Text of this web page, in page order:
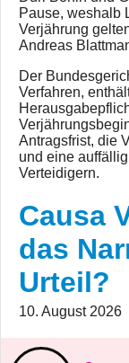
Pause, weshalb
Verjährung
Andreas
Der
Verfahren,
Antragsfrist, die
und eine
Verteidigern.
Causa
das
Urteil?
10. August 2026